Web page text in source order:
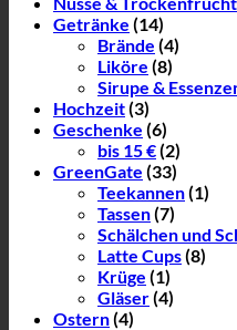
Getränke (14)
Brände (4)
Liköre (8)
Sirupe &
Hochzeit(3)
Geschenke (6)
bis 15 €(2)
GreenGate (33)
Teekannen(1)
Tassen(7)
Schälchen und
Latte Cups(8)
Krüge (1)
Gläser(4)
Ostern(4)